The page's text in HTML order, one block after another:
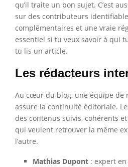
qu’il traite un bon sujet. C’est
sur des contributeurs
complémentaires et une vraie
essentiel si tu veux savoir à qui
tu lis un article.
Les rédacteurs
Au cœur du blog, une équipe de
assure la continuité éditoriale.
des contenus suivis, cohérents
qui veulent retrouver la même
l’autre.
Mathias Dupont : expert